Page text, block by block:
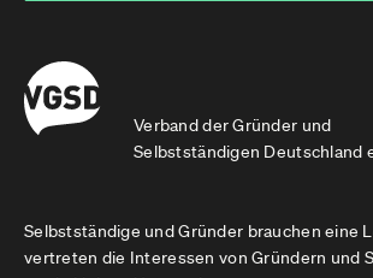
Verband der Gründer und
Selbstständigen Deutschland
Selbstständige und Gründer brauchen eine
vertreten die Interessen von Gründern und